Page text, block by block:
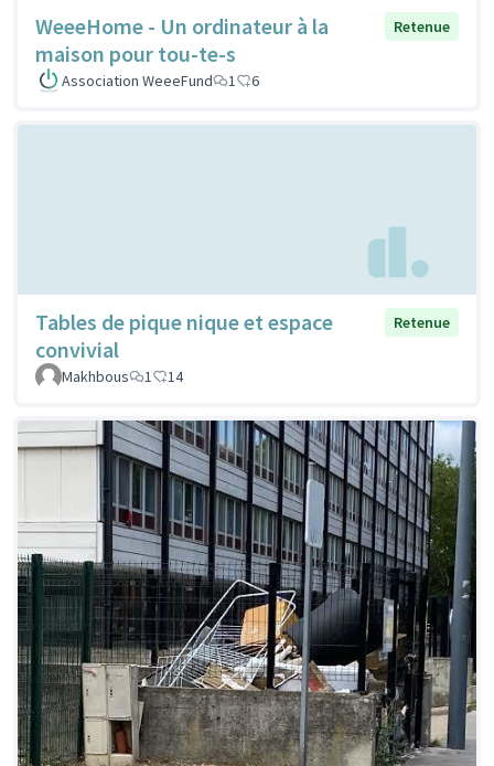
WeeeHome - Un ordinateur à la
maison pour tou-te-s
Retenue
Association WeeeFund 1 6
Tables de pique nique et espace
convivial
Retenue
Makhbous 1 14